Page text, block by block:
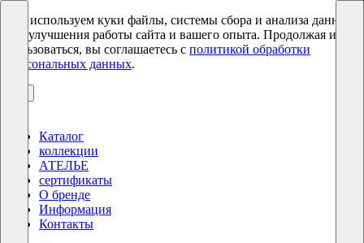
Мы используем куки файлы, системы сбора и анализа данных
для улучшения работы сайта и вашего опыта. Продолжая им
пользоваться, вы соглашаетесь с политикой обработки
персональных данных.
Каталог
коллекции
АТЕЛЬЕ
сертификаты
О бренде
Информация
Контакты